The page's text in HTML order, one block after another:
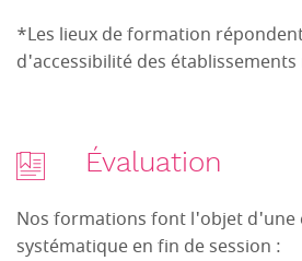
*Les lieux de formation
d'accessibilité des
Évaluation
Nos formations font l'objet d'une
systématique en fin de session :